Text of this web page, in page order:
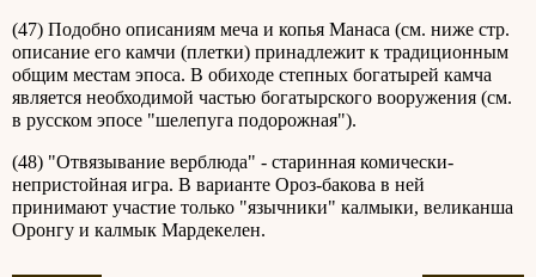
(47) Подобно описаниям меча и копья Манаса (см. ниже стр.
описание его камчи (плетки) принадлежит к традиционным
общим местам эпоса. В обиходе степных богатырей камча
является необходимой частью богатырского вооружения (см.
в русском эпосе "шелепуга подорожная").
(48) "Отвязывание верблюда" - старинная комически-
непристойная игра. В варианте Ороз-бакова в ней
принимают участие только "язычники" калмыки, великанша
Оронгу и калмык Мардекелен.